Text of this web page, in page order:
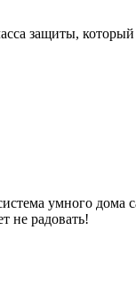
защиты, который
умного
не радовать!